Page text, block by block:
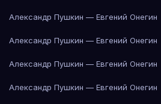
Александр Пушкин — Евгений Онегин
Александр Пушкин — Евгений Онегин
Александр Пушкин — Евгений Онегин
Александр Пушкин — Евгений Онегин